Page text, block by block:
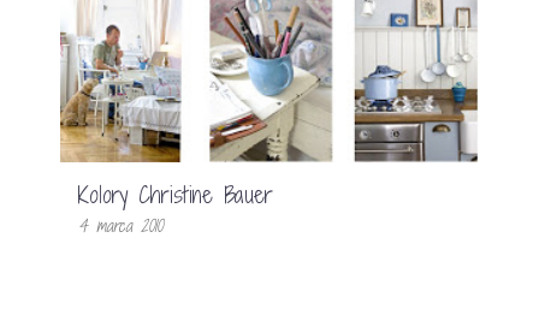
Kolory Christine Bauer
4 marca 2010